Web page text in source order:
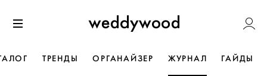
к содержанию
Weddywood
ТРЕНДЫ ОРГАНАЙЗЕР ЖУРНАЛ ГАЙДЫ